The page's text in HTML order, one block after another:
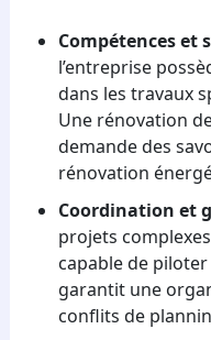
Compétences et
l’entreprise
dans les travaux
Une rénovation
demande des
rénovation
Coordination et
projets
capable de
garantit une
conflits de